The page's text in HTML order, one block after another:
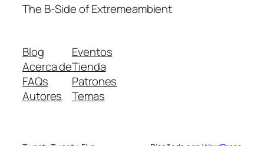
The B-Side of Extremeambient
Blog
Acerca de
FAQs
Autores
Eventos
Tienda
Patrones
Temas